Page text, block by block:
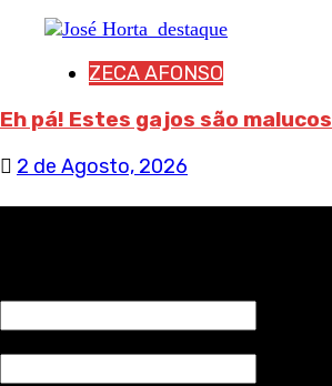
ZECA AFONSO
Eh pá! Estes gajos são malucos
2 de Agosto, 2026